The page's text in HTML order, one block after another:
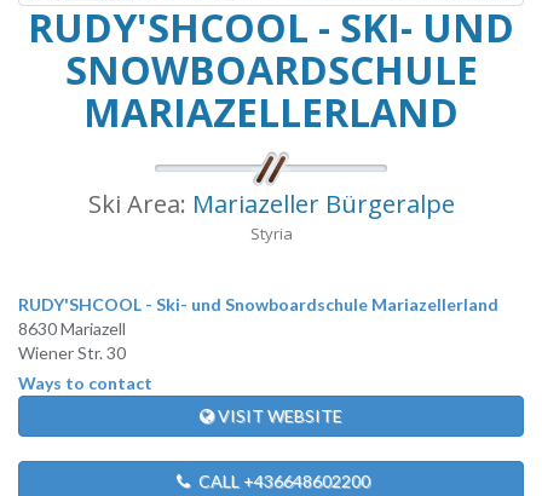
RUDY'SHCOOL - SKI- UND
SNOWBOARDSCHULE
MARIAZELLERLAND
Ski Area: Mariazeller Bürgeralpe
Styria
RUDY'SHCOOL - Ski- und Snowboardschule Mariazellerland
8630 Mariazell
Wiener Str. 30
Ways to contact
VISIT WEBSITE
CALL +436648602200